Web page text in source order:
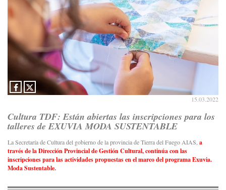
15.03.2022
Cultura TDF: Están abiertas las inscripciones para los
talleres de EXUVIA MODA SUSTENTABLE
La Secretaría de Cultura del gobierno de la provincia de Tierra del Fuego AIAS, a
través de la Dirección Provincial de Gestión Cultural, continúa con las
inscripciones para las actividades propuestas en el marco del programa Exuvia.
Moda Sustentable.